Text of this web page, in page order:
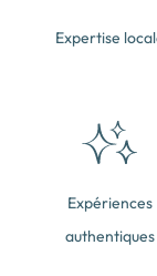
Expertise
Expériences
authentiques